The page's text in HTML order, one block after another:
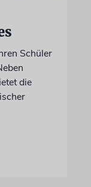
Schüler
die